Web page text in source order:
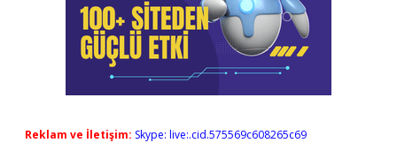
Reklam ve İletişim: Skype: live:.cid.575569c608265c69